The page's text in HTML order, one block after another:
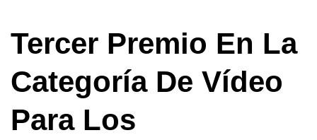
Tercer Premio En La
Categoría De Vídeo
Para Los